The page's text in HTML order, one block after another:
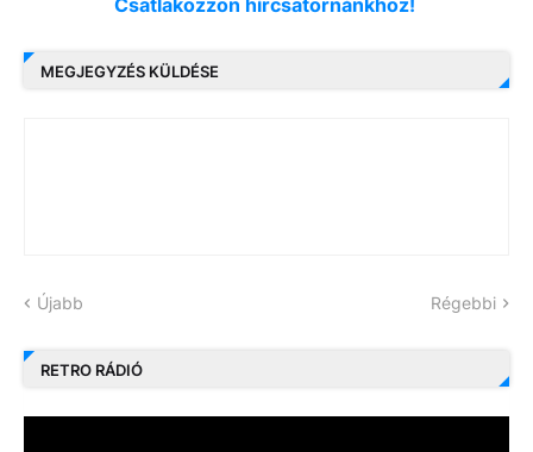
Csatlakozzon hírcsatornánkhoz!
MEGJEGYZÉS KÜLDÉSE
Újabb Régebbi
RETRO RÁDIÓ